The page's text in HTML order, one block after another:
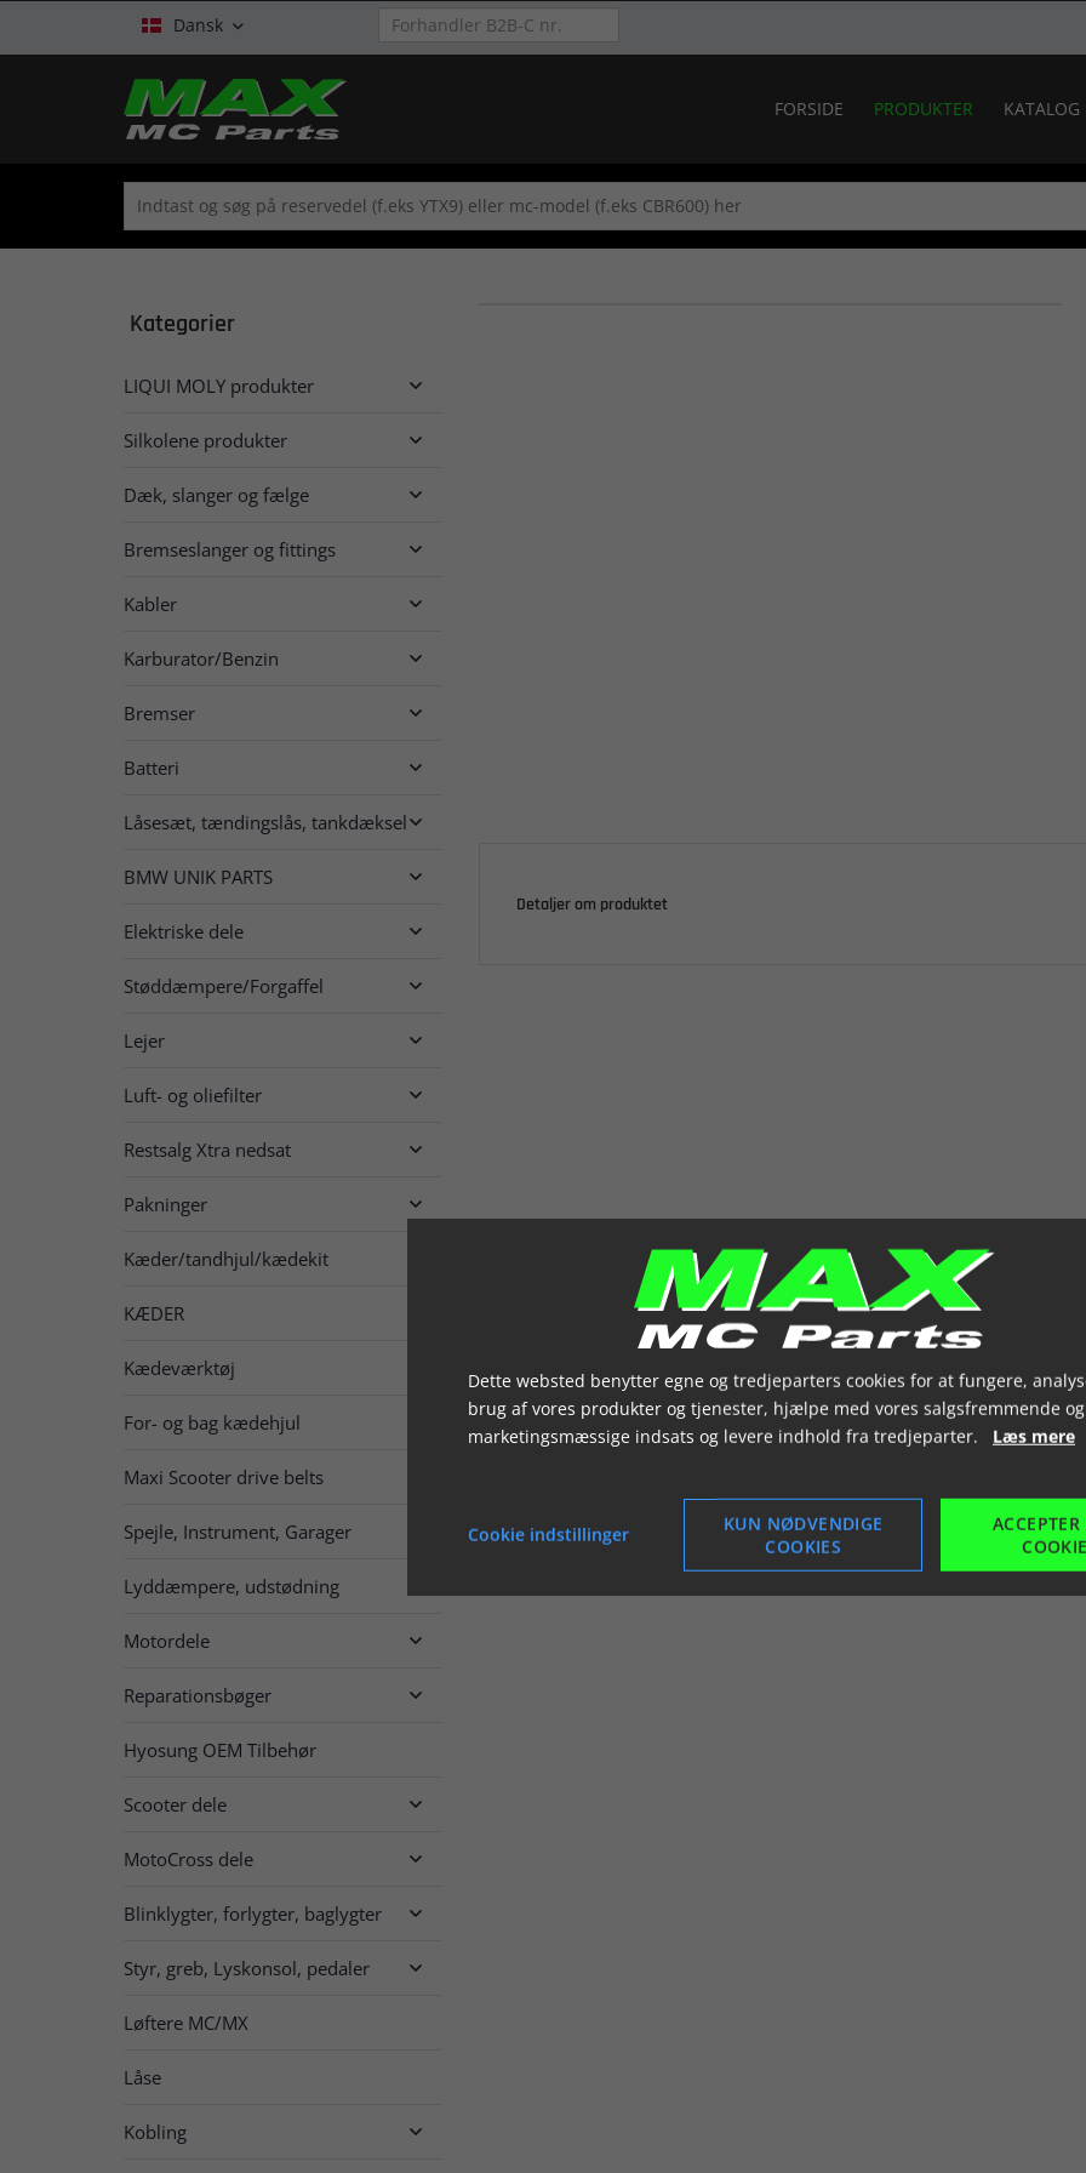
Dansk 
FORSIDE PRODUKTER KATALOG
Kategorier
LIQUI MOLY produkter 
Silkolene produkter 
Dæk, slanger og fælge 
Bremseslanger og fittings 
Kabler 
Karburator/Benzin 
Bremser 
Batteri 
Låsesæt, tændingslås, tankdæksel
BMW UNIK PARTS 
Elektriske dele 
Støddæmpere/Forgaffel 
Lejer 
Luft- og oliefilter 
Restsalg Xtra nedsat 
Pakninger 
Kæder/tandhjul/kædekit
KÆDER
Kædeværktøj
For- og bag kædehjul
Maxi Scooter drive belts
Spejle, Instrument, Garager
Lyddæmpere, udstødning
Motordele 
Reparationsbøger 
Hyosung OEM Tilbehør
Scooter dele 
MotoCross dele 
Blinklygter, forlygter, baglygter 
Styr, greb, Lyskonsol, pedaler 
Løftere MC/MX
Låse
Kobling 
Detaljer om produktet
Dette websted benytter egne og tredjeparters cookies for at fungere,
brug af vores produkter og tjenester, hjælpe med vores salgsfremmende og
marketingsmæssige indsats og levere indhold fra tredjeparter. Læs mere
Cookie indstillinger
KUN NØDVENDIGE
COOKIES